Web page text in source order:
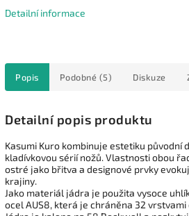
Detailní informace
Popis Podobné (5) Diskuze
Detailní popis produktu
Kasumi Kuro kombinuje estetiku původní
kladívkovou sérií nožů. Vlastnosti obou
ostré jako břitva a designové prvky
krajiny.
Jako materiál jádra je použita vysoce
ocel AUS8, která je chráněna 32